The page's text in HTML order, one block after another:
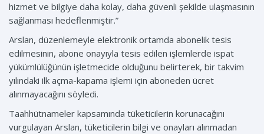
hizmet ve bilgiye daha kolay, daha güvenli şekilde ulaşmasının
sağlanması hedeflenmiştir.”
Arslan, düzenlemeyle elektronik ortamda abonelik tesis
edilmesinin, abone onayıyla tesis edilen işlemlerde ispat
yükümlülüğünün işletmecide olduğunu belirterek, bir takvim
yılındaki ilk açma-kapama işlemi için aboneden ücret
alınmayacağını söyledi.
Taahhütnameler kapsamında tüketicilerin korunacağını
vurgulayan Arslan, tüketicilerin bilgi ve onayları alınmadan